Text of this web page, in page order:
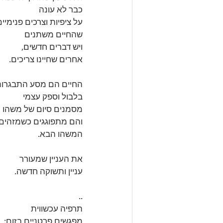
כבר לא עונה
על ציפיות וצרכים
שהחיים משתנים
ויש דברים חדשים,
אחרים שחיינו צריכים.
החיים הם מסע
בלבול וספק עצמי
מסמנים סיום של משהו
והם מתפוגגים
המשהו הבא.
את העניין שמעורר
עניין ותשוקה חדשה.
..
תרפיה עכשווית
מפגשים פרטניים בזום: